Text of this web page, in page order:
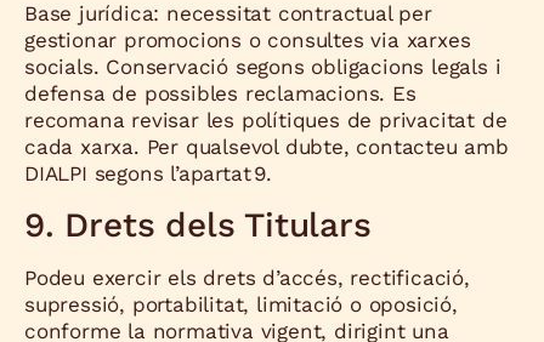
Base jurídica: necessitat contractual per
gestionar promocions o consultes via xarxes
socials. Conservació segons obligacions legals i
defensa de possibles reclamacions. Es
recomana revisar les polítiques de privacitat de
cada xarxa. Per qualsevol dubte, contacteu amb
DIALPI segons l’apartat 9.
9. Drets dels Titulars
Podeu exercir els drets d’accés, rectificació,
supressió, portabilitat, limitació o oposició,
conforme la normativa vigent, dirigint una